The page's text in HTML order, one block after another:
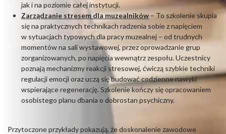
jak i na poziomie całej instytucji.
Zarządzanie stresem dla muzealników – To szkolenie skupia
się na praktycznych technikach radzenia sobie z napięciem
w sytuacjach typowych dla pracy muzealnej – od trudnych
momentów na sali wystawowej, przez oprowadzanie grup
zorganizowanych, po napięcia wewnątrz zespołu. Uczestnicy
poznają mechanizmy reakcji stresowej, ćwiczą szybkie techniki
regulacji emocji oraz uczą się budować codzienne nawyki
wspierające regenerację. Szkolenie kończy się opracowaniem
osobistego planu dbania o dobrostan psychiczny.
Przytoczone przykłady pokazują, że doskonalenie zawodowe